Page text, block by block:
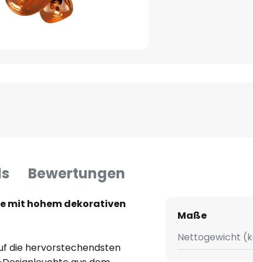
Bewertungen
mit hohem dekorativen
die hervorstechendsten
Maße
Nettogewicht